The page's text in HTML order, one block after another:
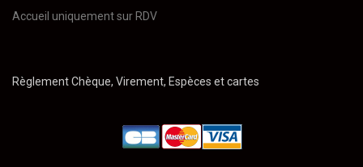
Accueil uniquement sur RDV
Règlement Chèque, Virement, Espèces et cartes